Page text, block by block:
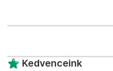
Kedvenceink